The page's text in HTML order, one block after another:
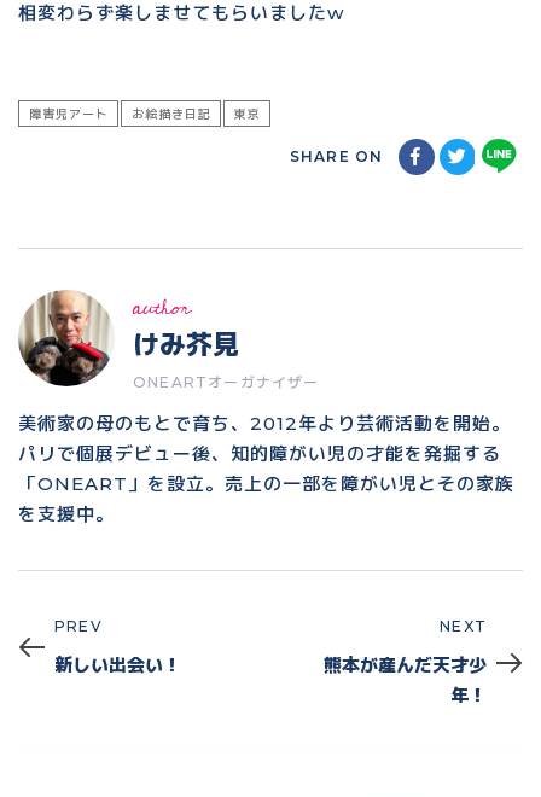
相変わらず楽しませてもらいましたw
障害児アート お絵描き日記 東京
SHARE ON
author
けみ芥見
ONEARTオーガナイザー
美術家の母のもとで育ち、2012年より芸術活動を開始。
パリで個展デビュー後、知的障がい児の才能を発掘する
「ONEART」を設立。売上の一部を障がい児とその家族
を支援中。
Prev
PREV
新しい出会い！
NEXT
熊本が産んだ天才少
年！